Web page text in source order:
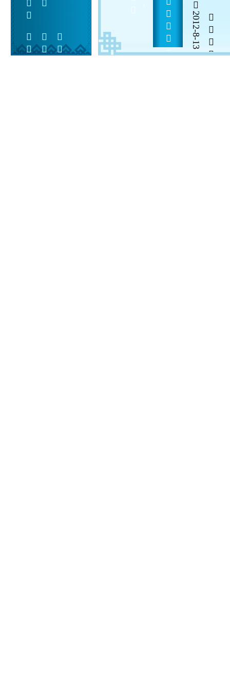
            2012-8-13